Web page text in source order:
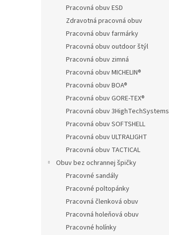
Pracovná obuv ESD
Zdravotná pracovná obuv
Pracovná obuv farmárky
Pracovná obuv outdoor štýl
Pracovná obuv zimná
Pracovná obuv MICHELIN®
Pracovná obuv BOA®
Pracovná obuv GORE-TEX®
Pracovná obuv 3HighTechSystems
Pracovná obuv SOFTSHELL
Pracovná obuv ULTRALIGHT
Pracovná obuv TACTICAL
Obuv bez ochrannej špičky
Pracovné sandály
Pracovné poltopánky
Pracovná členková obuv
Pracovná holeňová obuv
Pracovné holínky